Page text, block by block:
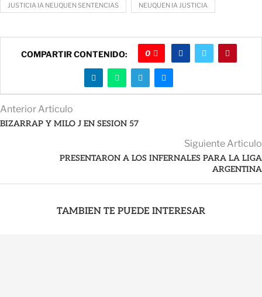
JUSTICIA IA NEUQUEN SENTENCIAS NEUQUEN IA JUSTICIA
COMPARTIR CONTENIDO: 0
Anterior Articulo
BIZARRAP Y MILO J EN SESION 57
Siguiente Articulo
PRESENTARON A LOS INFERNALES PARA LA LIGA
ARGENTINA
TAMBIEN TE PUEDE INTERESAR